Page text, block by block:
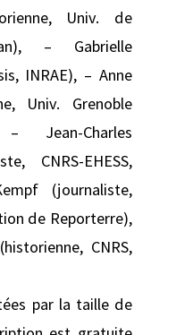
Univ. de
– Gabrielle
INRAE), – Anne
Univ. Grenoble
Jean-Charles
CNRS-EHESS,
(journaliste,
de Reporterre),
CNRS,
par la taille de